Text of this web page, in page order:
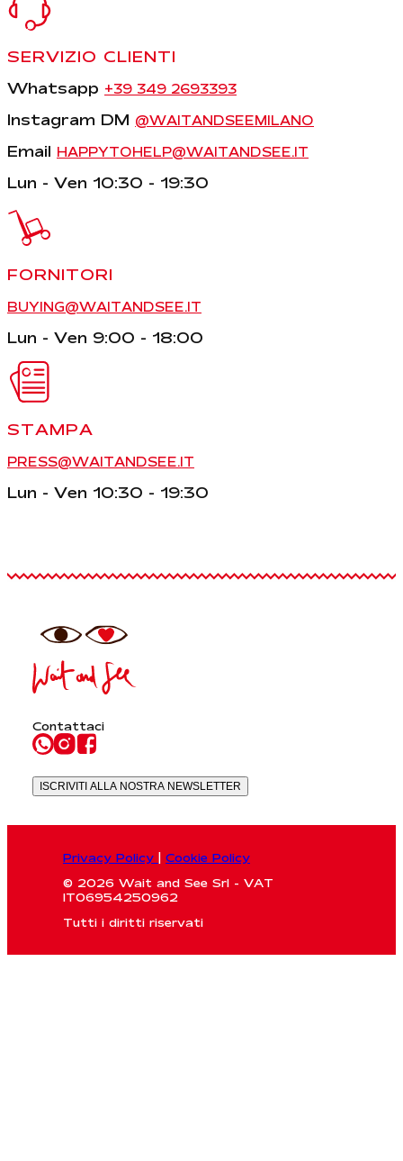
SERVIZIO CLIENTI
Whatsapp +39 349 2693393
Instagram DM @WAITANDSEEMILANO
Email HAPPYTOHELP@WAITANDSEE.IT
Lun - Ven 10:30 - 19:30
FORNITORI
BUYING@WAITANDSEE.IT
Lun - Ven 9:00 - 18:00
STAMPA
PRESS@WAITANDSEE.IT
Lun - Ven 10:30 - 19:30
Contattaci
ISCRIVITI ALLA NOSTRA NEWSLETTER
Privacy Policy
Cookie Policy
© 2026 Wait and See Srl - VAT
IT06954250962
Tutti i diritti riservati